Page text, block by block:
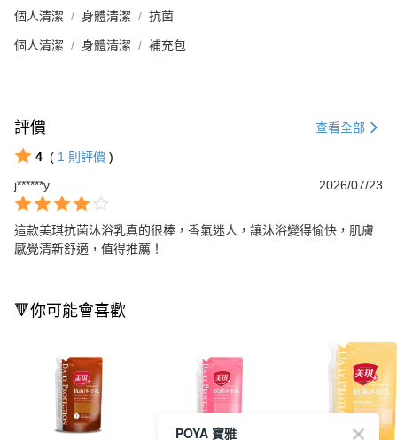
個人清潔 身體清潔 抗菌
個人清潔 身體清潔 補充包
評價 查看全部
4 ( 1 則評價 )
j******y
2026/07/23
這款美琪抗菌沐浴乳真的很棒，香氣迷人，讓沐浴變得愉快，肌膚
感覺清新舒適，值得推薦！
🔻你可能會喜歡
POYA 寶雅